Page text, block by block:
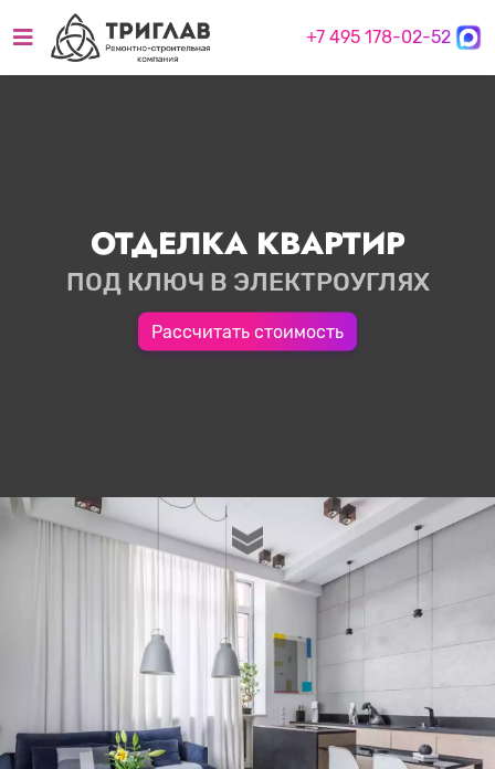
+7 495 178-02-52
ОТДЕЛКА КВАРТИР
ПОД КЛЮЧ В ЭЛЕКТРОУГЛЯХ
Рассчитать стоимость